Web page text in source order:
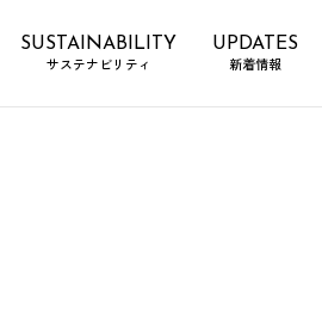
SUSTAINABILITY
サステナビリティ
UPDATES
新着情報